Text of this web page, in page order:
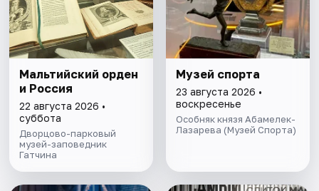
Мальтийский орден
и Россия
22 августа 2026 •
суббота
Дворцово-парковый
музей-заповедник
Гатчина
Музей спорта
23 августа 2026 •
воскресенье
Особняк князя Абамелек-
Лазарева (Музей Спорта)